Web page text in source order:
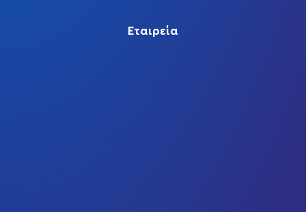
Εταιρεία